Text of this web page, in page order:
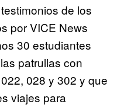
de los
por VICE News
30 estudiantes
patrullas con
028 y 302 y que
viajes para